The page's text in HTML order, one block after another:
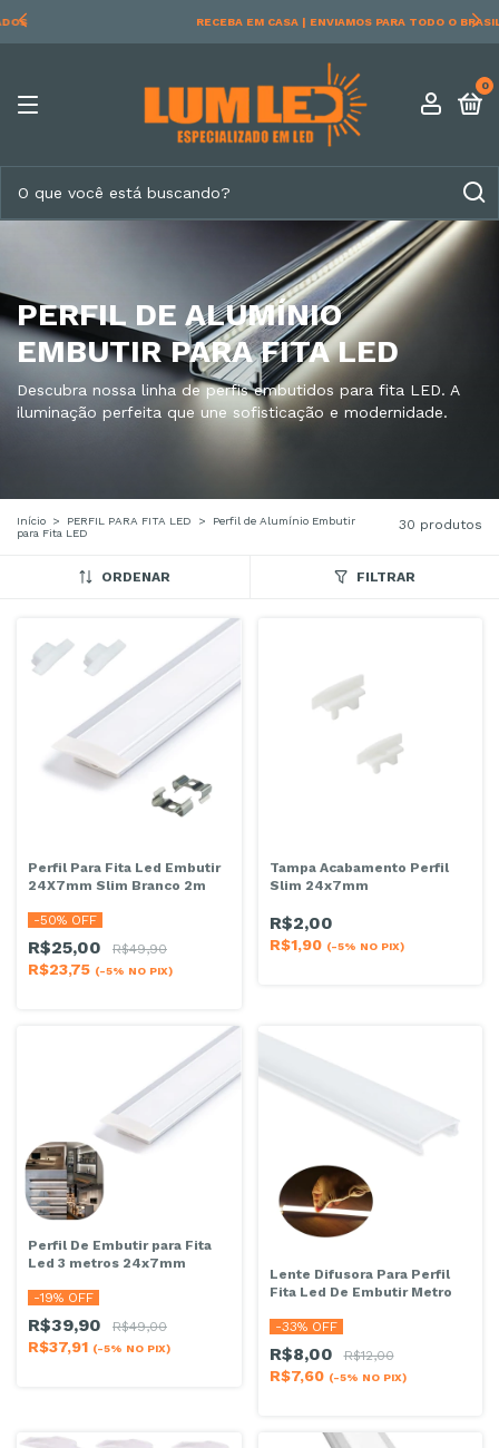
RECEBA EM CASA | ENVIAMOS PARA TODO O BRASIL
0
PERFIL DE ALUMÍNIO
EMBUTIR PARA FITA LED
Descubra nossa linha de perfis embutidos para fita LED. A
iluminação perfeita que une sofisticação e modernidade.
Início > PERFIL PARA FITA LED >
Perfil de Alumínio Embutir
para Fita LED
30 produtos
ORDENAR FILTRAR
Perfil Para Fita Led Embutir
24X7mm Slim Branco 2m
-50% OFF
R$25,00 R$49,90
R$23,75 (-5% NO PIX)
Tampa Acabamento Perfil
Slim 24x7mm
R$2,00
R$1,90 (-5% NO PIX)
Perfil De Embutir para Fita
Led 3 metros 24x7mm
-19% OFF
R$39,90 R$49,00
R$37,91 (-5% NO PIX)
Lente Difusora Para Perfil
Fita Led De Embutir Metro
-33% OFF
R$8,00 R$12,00
R$7,60 (-5% NO PIX)